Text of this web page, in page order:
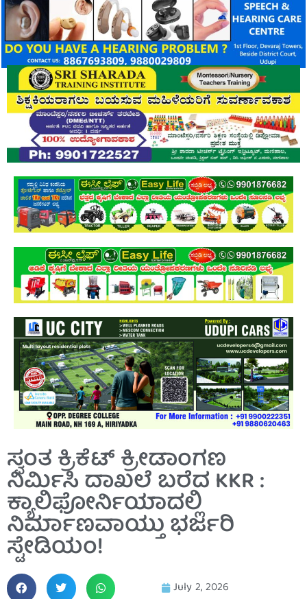
ಸ್ವಂತ ಕ್ರಿಕೆಟ್ ಕ್ರೀಡಾಂಗಣ
ನಿರ್ಮಿಸಿ ದಾಖಲೆ ಬರೆದ KKR :
ಕ್ಯಾಲಿಫೋರ್ನಿಯಾದಲ್ಲಿ
ನಿರ್ಮಾಣವಾಯ್ತು ಭರ್ಜರಿ
ಸ್ಟೇಡಿಯಂ!
July 2, 2026